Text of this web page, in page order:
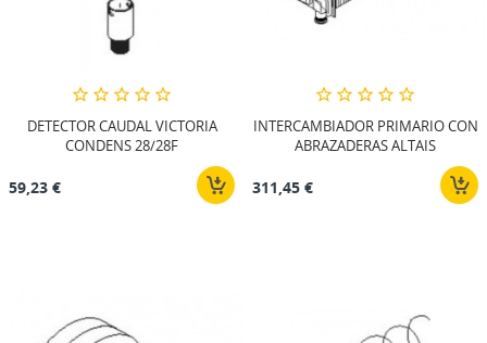
DETECTOR CAUDAL VICTORIA
CONDENS 28/28F
59,23 €
INTERCAMBIADOR PRIMARIO CON
ABRAZADERAS ALTAIS
311,45 €